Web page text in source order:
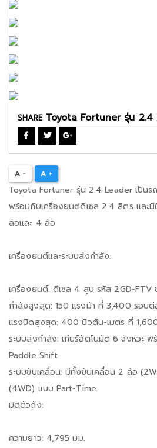
SHARE
A - A +
Toyota Fortuner รุ่น 2.4 Leader เป็นร
พร้อมกับเครื่องยนต์ดีเซล 2.4 ลิตร และมี
ล้อและ 4 ล้อ
เครื่องยนต์และระบบส่งกำลัง:
เครื่องยนต์: ดีเซล 4 สูบ รหัส 2GD-FTV
กำลังสูงสุด: 150 แรงม้า ที่ 3,400 รอบต่
แรงบิดสูงสุด: 400 นิวตัน-เมตร ที่
ระบบส่งกำลัง: เกียร์อัตโนมัติ 6 จังหวะ
Paddle Shift
ระบบขับเคลื่อน: มีทั้งขับเคลื่อน 2 ล้อ
(4WD) แบบ Part-Time
มิติตัวถัง:
ความยาว: 4,795 มม.